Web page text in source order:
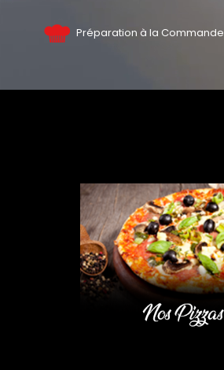
Préparation à la Commande